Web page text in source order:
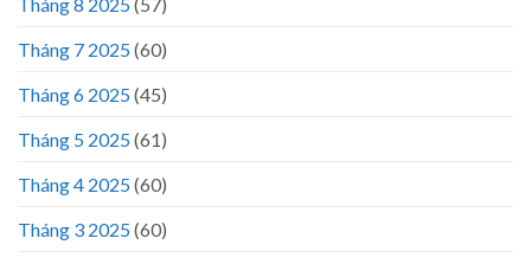
Tháng 7 2025(60)
Tháng 6 2025(45)
Tháng 5 2025(61)
Tháng 4 2025(60)
Tháng 3 2025(60)